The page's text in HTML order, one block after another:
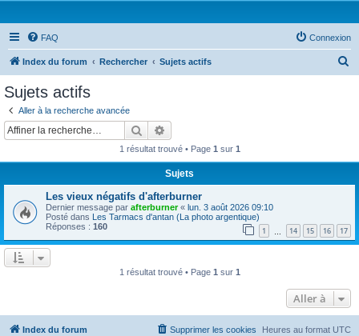
FAQ Connexion
Index du forum Rechercher Sujets actifs
Sujets actifs
Aller à la recherche avancée
Rechercher
1 résultat trouvé • Page 1 sur 1
Sujets
Les vieux négatifs d'afterburner
Dernier message par afterburner« lun. 3 août 2026 09:10
Posté dans Les Tarmacs d'antan (La photo argentique)
Réponses : 160 1 14 15 16 17
1 résultat trouvé • Page 1 sur 1
Aller à
Index du forum Heures au format UTC
Supprimer les cookies